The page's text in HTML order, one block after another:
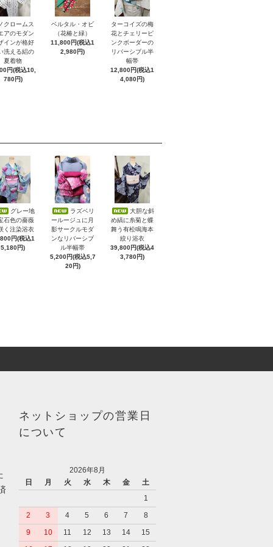
クロームス
アのモダン
インが格好
洗える絽の
夏着物
円(税込10,
780円)
ベルタル・オビ
（花椿と緑）
11,800円(税込1
2,980円)
ターコイズの梅
花とチェリーピ
ンクボーダーの
リバーシブル半
幅帯
12,800円(税込1
4,080円)
グレー地
石色の薔薇
く注染浴衣
円(税込1
5,180円)
ラズベリ
ールージュに月
影サークルモダ
ンなリバーシブ
ル半幅帯
5,200円(税込5,7
20円)
大胆な斜
め縞に糸菊と蝶
舞う有松鳴海本
絞り浴衣
39,800円(税込4
3,780円)
ネットショップの営業日
について
2026年8月
日
月 火 水 木 金
土
1
2
3 4 5 6 7
8
9
10 11 12 13 14
15